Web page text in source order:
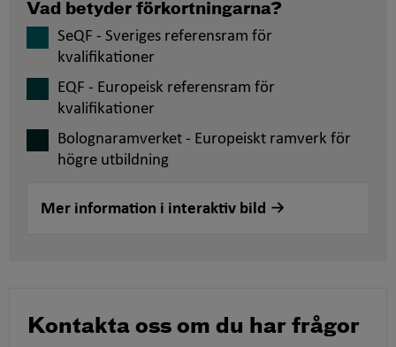
Vad betyder förkortningarna?
SeQF - Sveriges referensram för
kvalifikationer
EQF - Europeisk referensram för
kvalifikationer
Bolognaramverket - Europeiskt ramverk för
högre utbildning
Mer information i interaktiv bild
Kontakta oss om du har frågor